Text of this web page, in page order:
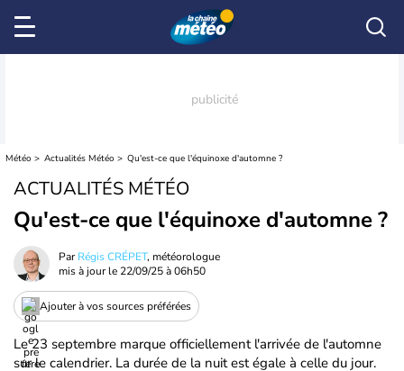
Météo Actualités Météo Qu'est-ce que l'équinoxe d'automne ?
ACTUALITÉS MÉTÉO
Qu'est-ce que l'équinoxe d'automne ?
ParRégis CRÉPET, météorologue
mis à jour le 22/09/25 à 06h50
Ajouter à vos sources préférées
Le 23 septembre marque officiellement l'arrivée de l'automne
sur le calendrier. La durée de la nuit est égale à celle du jour.